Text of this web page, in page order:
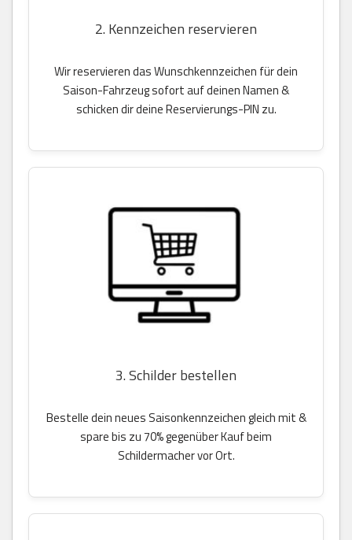
2. Kennzeichen reservieren
Wir reservieren das Wunschkennzeichen für dein
Saison-Fahrzeug sofort auf deinen Namen &
schicken dir deine Reservierungs-PIN zu.
3. Schilder bestellen
Bestelle dein neues Saisonkennzeichen gleich mit &
spare bis zu 70% gegenüber Kauf beim
Schildermacher vor Ort.